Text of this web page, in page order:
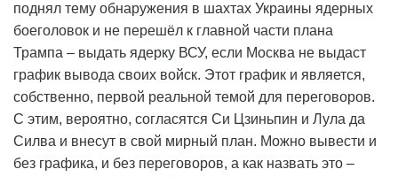
поднял тему обнаружения в шахтах Украины ядерных
боеголовок и не перешёл к главной части плана
Трампа – выдать ядерку ВСУ, если Москва не выдаст
график вывода своих войск. Этот график и является,
собственно, первой реальной темой для переговоров.
С этим, вероятно, согласятся Си Цзиньпин и Лула да
Силва и внесут в свой мирный план. Можно вывести и
без графика, и без переговоров, а как назвать это –